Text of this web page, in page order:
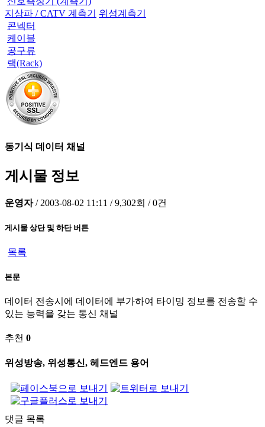
지상파 / CATV 계측기
위성계측기
콘넥터
케이블
공구류
랙(Rack)
동기식 데이터 채널
게시물 정보
운영자 / 2003-08-02 11:11 / 9,302회 / 0건
게시물 상단 및 하단 버튼
목록
본문
데이터 전송시에 데이터에 부가하여 타이밍 정보를 전송할 수
있는 능력을 갖는 통신 채널
추천 0
위성방송, 위성통신, 헤드엔드 용어
댓글 목록